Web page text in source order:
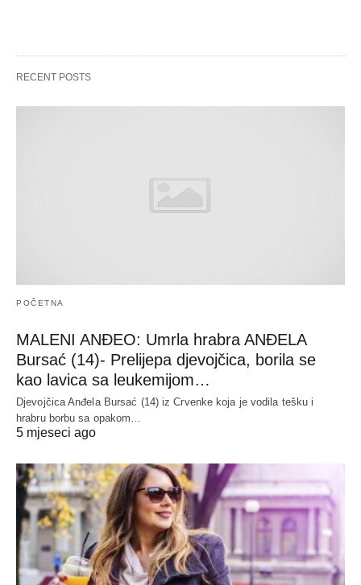
RECENT POSTS
POČETNA
MALENI ANĐEO: Umrla hrabra ANĐELA
Bursać (14)- Prelijepa djevojčica, borila se
kao lavica sa leukemijom…
Djevojčica Anđela Bursać (14) iz Crvenke koja je vodila tešku i
hrabru borbu sa opakom…
5 mjeseci ago